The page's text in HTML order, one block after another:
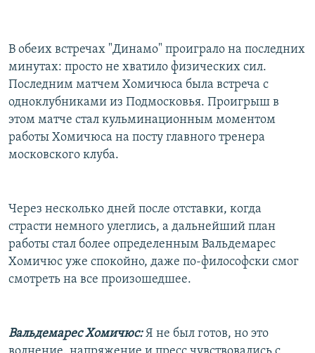
В обеих встречах "Динамо" проиграло на последних
минутах: просто не хватило физических сил.
Последним матчем Хомичюса была встреча с
одноклубниками из Подмосковья. Проигрыш в
этом матче стал кульминационным моментом
работы Хомичюса на посту главного тренера
московского клуба.
Через несколько дней после отставки, когда
страсти немного улеглись, а дальнейший план
работы стал более определенным Вальдемарес
Хомичюс уже спокойно, даже по-философски смог
смотреть на все произошедшее.
Вальдемарес Хомичюс:Я не был готов, но это